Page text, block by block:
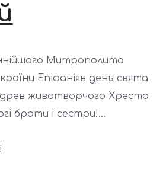
Митрополита
Епіфаніяв день свята
древ животворчого Хреста
брати і сестри!...